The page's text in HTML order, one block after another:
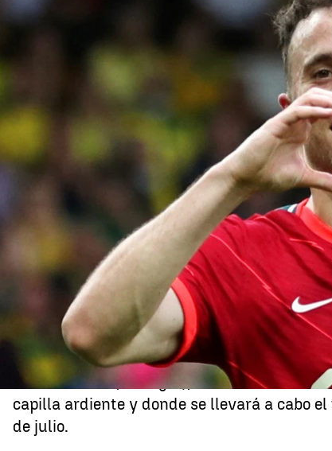
Guillermo F. Lascoiti
Publicado:
Un día después del trágica accidente en el
vidaDiogo Jota, futbolista de Liverpool de
André Silva, también futbolista, se siguen
informaciones sobre el trágico suceso
Bajas (A-52) en Cernadilla (Zamora), en
del jueves 3 de julio. Los cuerpos de los dos
en Gondomar (Portugal), donde este
capilla ardiente y donde se llevará a cabo
de julio.